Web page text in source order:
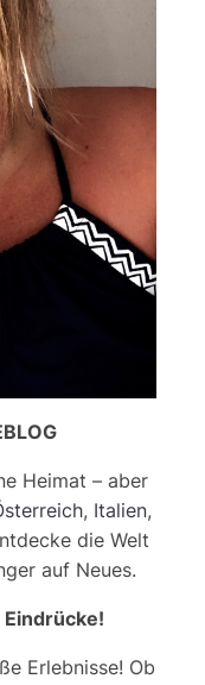
Heimat – aber
, Italien,
die Welt
auf Neues.
Erlebnisse! Ob